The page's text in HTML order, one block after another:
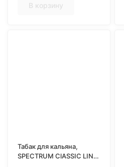
В корзину
Табак для кальяна,
SPECTRUM ClASSIC LINE